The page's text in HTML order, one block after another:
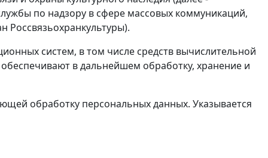
по надзору в сфере массовых коммуникаций,
Россвязьохранкультуры).
систем, в том числе средств вычислительной
в дальнейшем обработку, хранение и
обработку персональных данных. Указывается